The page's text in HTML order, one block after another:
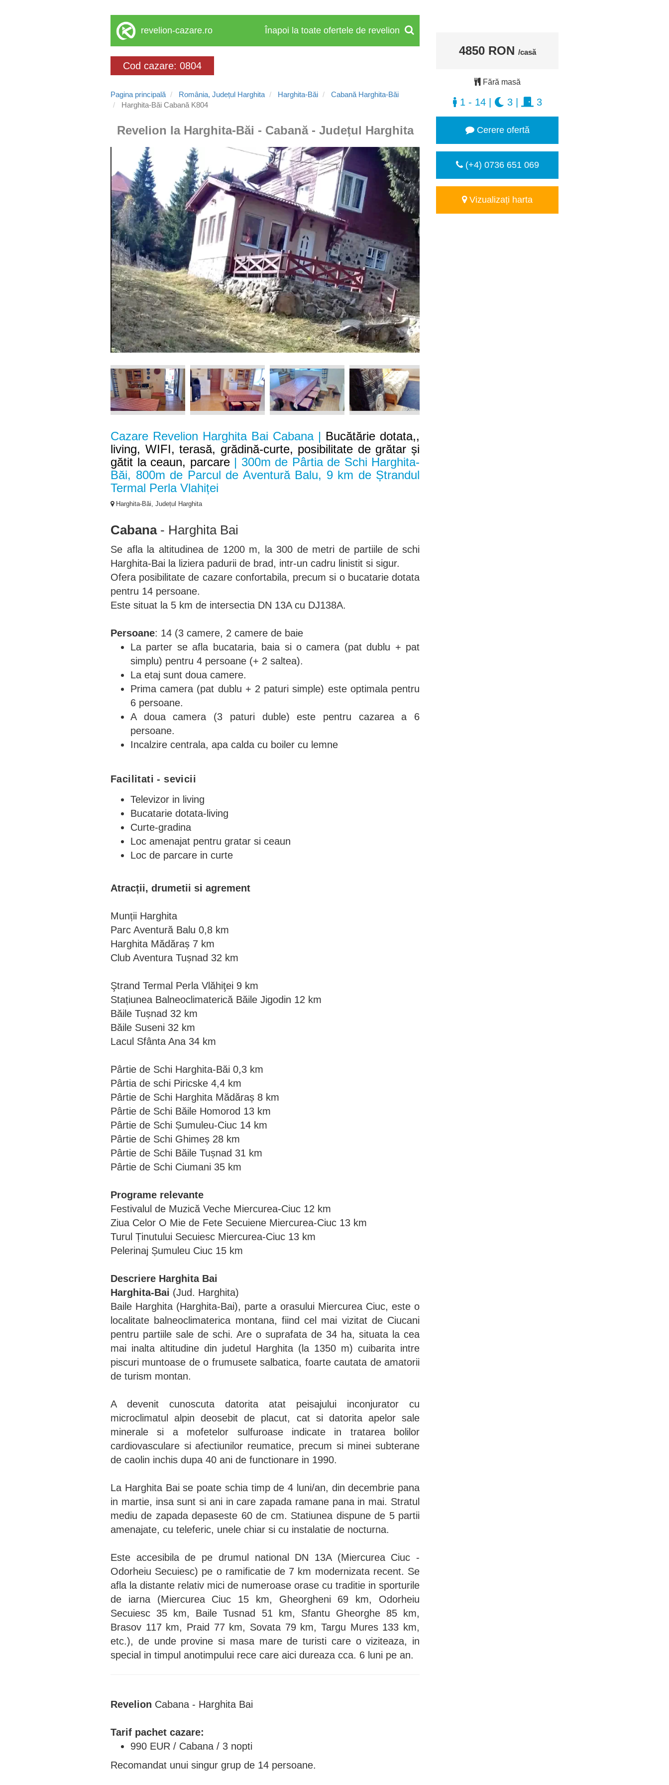
revelion-cazare.ro Înapoi la toate ofertele de revelion
Cod cazare: 0804
Pagina principală România, Județul Harghita Harghita-Băi
Cabană Harghita-Băi
Harghita-Băi Cabană K804
Revelion la Harghita-Băi - Cabană - Județul Harghita
Cazare Revelion Harghita Bai Cabana | Bucătărie dotata,,
living, WIFI, terasă, grădină-curte, posibilitate de grătar și
gătit la ceaun, parcare| 300m de Pârtia de Schi Harghita-
Băi, 800m de Parcul de Aventură Balu, 9 km de Ștrandul
Termal Perla Vlahiței
Harghita-Băi, Județul Harghita
Cabana - Harghita Bai
Se afla la altitudinea de 1200 m, la 300 de metri de partiile de schi
Harghita-Bai la liziera padurii de brad, intr-un cadru linistit si sigur.
Ofera posibilitate de cazare confortabila, precum si o bucatarie dotata
pentru 14 persoane.
Este situat la 5 km de intersectia DN 13A cu DJ138A.
Persoane: 14 (3 camere, 2 camere de baie
La parter se afla bucataria, baia si o camera (pat dublu + pat
simplu) pentru 4 persoane (+ 2 saltea).
La etaj sunt doua camere.
Prima camera (pat dublu + 2 paturi simple) este optimala pentru
6 persoane.
A doua camera (3 paturi duble) este pentru cazarea a 6
persoane.
Incalzire centrala, apa calda cu boiler cu lemne
Facilitati - sevicii
Televizor in living
Bucatarie dotata-living
Curte-gradina
Loc amenajat pentru gratar si ceaun
Loc de parcare in curte
Atracții, drumetii si agrement
Munții Harghita
Parc Aventură Balu 0,8 km
Harghita Mădăraș 7 km
Club Aventura Tușnad 32 km
Ştrand Termal Perla Vlăhiţei 9 km
Stațiunea Balneoclimaterică Băile Jigodin 12 km
Băile Tușnad 32 km
Băile Suseni 32 km
Lacul Sfânta Ana 34 km
Pârtie de Schi Harghita-Băi 0,3 km
Pârtia de schi Piricske 4,4 km
Pârtie de Schi Harghita Mădăraș 8 km
Pârtie de Schi Băile Homorod 13 km
Pârtie de Schi Șumuleu-Ciuc 14 km
Pârtie de Schi Ghimeș 28 km
Pârtie de Schi Băile Tușnad 31 km
Pârtie de Schi Ciumani 35 km
Programe relevante
Festivalul de Muzică Veche Miercurea-Ciuc 12 km
Ziua Celor O Mie de Fete Secuiene Miercurea-Ciuc 13 km
Turul Ținutului Secuiesc Miercurea-Ciuc 13 km
Pelerinaj Șumuleu Ciuc 15 km
Descriere Harghita Bai
Harghita-Bai (Jud. Harghita)
Baile Harghita (Harghita-Bai), parte a orasului Miercurea Ciuc, este o
localitate balneoclimaterica montana, fiind cel mai vizitat de Ciucani
pentru partiile sale de schi. Are o suprafata de 34 ha, situata la cea
mai inalta altitudine din judetul Harghita (la 1350 m) cuibarita intre
piscuri muntoase de o frumusete salbatica, foarte cautata de amatorii
de turism montan.
A devenit cunoscuta datorita atat peisajului inconjurator cu
microclimatul alpin deosebit de placut, cat si datorita apelor sale
minerale si a mofetelor sulfuroase indicate in tratarea bolilor
cardiovasculare si afectiunilor reumatice, precum si minei subterane
de caolin inchis dupa 40 ani de functionare in 1990.
La Harghita Bai se poate schia timp de 4 luni/an, din decembrie pana
in martie, insa sunt si ani in care zapada ramane pana in mai. Stratul
mediu de zapada depaseste 60 de cm. Statiunea dispune de 5 partii
amenajate, cu teleferic, unele chiar si cu instalatie de nocturna.
Este accesibila de pe drumul national DN 13A (Miercurea Ciuc -
Odorheiu Secuiesc) pe o ramificatie de 7 km modernizata recent. Se
afla la distante relativ mici de numeroase orase cu traditie in sporturile
de iarna (Miercurea Ciuc 15 km, Gheorgheni 69 km, Odorheiu
Secuiesc 35 km, Baile Tusnad 51 km, Sfantu Gheorghe 85 km,
Brasov 117 km, Praid 77 km, Sovata 79 km, Targu Mures 133 km,
etc.), de unde provine si masa mare de turisti care o viziteaza, in
special in timpul anotimpului rece care aici dureaza cca. 6 luni pe an.
Revelion Cabana - Harghita Bai
Tarif pachet cazare:
990 EUR / Cabana / 3 nopti
Recomandat unui singur grup de 14 persoane.
4850 RON /casă
Fără masă
1 - 14| 3| 3
Cerere ofertă
(+4) 0736 651 069
Vizualizați harta